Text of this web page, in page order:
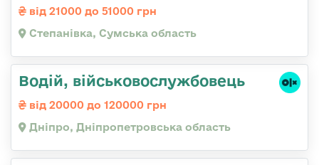
від 21000 до 51000 грн
Степанівка, Сумська область
Водій, військовослужбовець
від 20000 до 120000 грн
Дніпро, Дніпропетровська область